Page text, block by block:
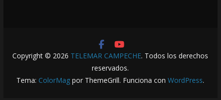
Copyright © 2026 TELEMAR CAMPECHE. Todos los derechos
reservados.
Tema: ColorMag por ThemeGrill. Funciona conWordPress.